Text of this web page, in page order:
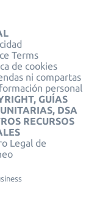
Terms
de cookies
ni compartas
personal
GUÍAS
DSA
RECURSOS
Legal de